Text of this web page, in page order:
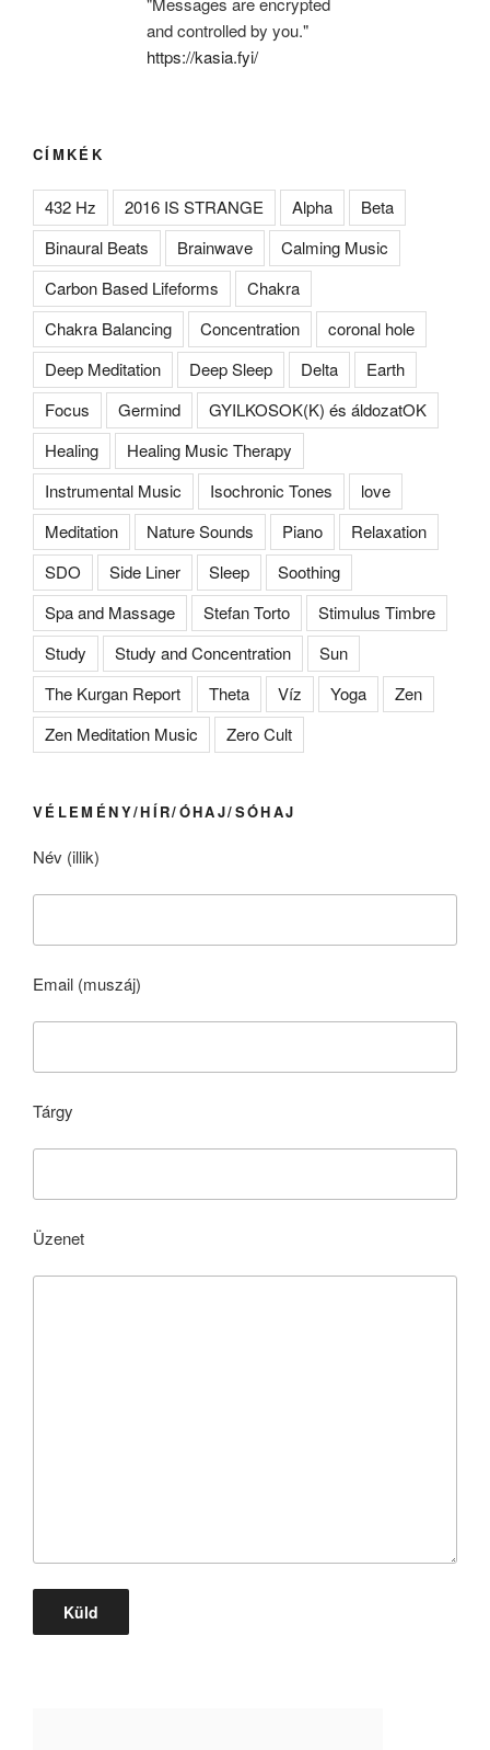
and controlled by you."
https://kasia.fyi/
CÍMKÉK
432 Hz 2016 IS STRANGE Alpha
Beta
Binaural Beats
Brainwave
Calming Music
Carbon Based Lifeforms
Chakra
Chakra Balancing
Concentration
coronal hole
Deep Meditation
Deep Sleep Delta
Earth
Focus
Germind
GYILKOSOK(K) és áldozatOK
Healing
Healing Music Therapy
Instrumental Music
Isochronic Tones
love
Meditation
Nature Sounds Piano
Relaxation
SDO
Side Liner Sleep
Soothing
Spa and Massage
Stefan Torto
Stimulus Timbre
Study
Study and Concentration
Sun
The Kurgan Report
Theta Víz Yoga
Zen
Zen Meditation Music
Zero Cult
VÉLEMÉNY/HÍR/ÓHAJ/SÓHAJ
Név (illik)
Email (muszáj)
Tárgy
Üzenet